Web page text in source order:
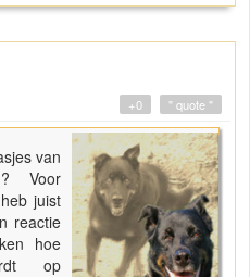
" quote "
+0
van
Voor
juist
reactie
hoe
op